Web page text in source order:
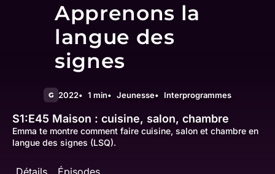
Apprenons la
langue des
signes
G 2022 1 min Jeunesse Interprogrammes
S1:E45 Maison : cuisine, salon, chambre
Emma te montre comment faire cuisine, salon et chambre en
langue des signes (LSQ).